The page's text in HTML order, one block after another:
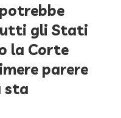
gli Stati
la Corte
parere
sta